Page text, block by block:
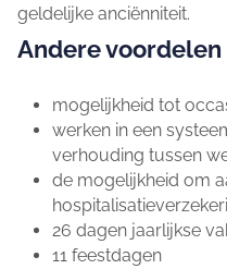
geldelijke anciënniteit.
Andere voordelen
mogelijkheid tot
werken in een
verhouding tussen
de mogelijkheid om
26 dagen jaarlijkse
11 feestdagen